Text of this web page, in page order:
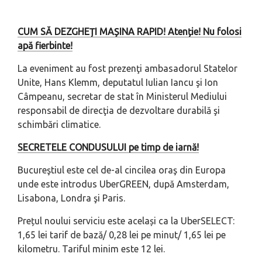
CUM SĂ DEZGHEȚI MAȘINA RAPID! Atenție! Nu folosi
apă fierbinte!
La eveniment au fost prezenţi ambasadorul Statelor
Unite, Hans Klemm, deputatul Iulian Iancu şi Ion
Câmpeanu, secretar de stat în Ministerul Mediului
responsabil de direcţia de dezvoltare durabilă şi
schimbări climatice.
SECRETELE CONDUSULUI pe timp de iarnă!
Bucureştiul este cel de-al cincilea oraş din Europa
unde este introdus UberGREEN, după Amsterdam,
Lisabona, Londra şi Paris.
Prețul noului serviciu este același ca la UberSELECT:
1,65 lei tarif de bază/ 0,28 lei pe minut/ 1,65 lei pe
kilometru. Tariful minim este 12 lei.